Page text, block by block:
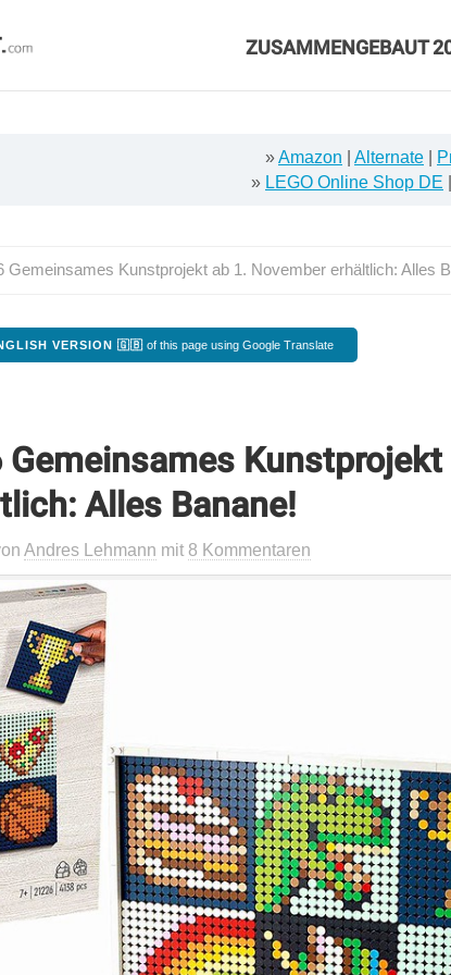
ZUSAMMENGEBAUT
»Amazon Alternate
» LEGO Online Shop DE
Gemeinsames Kunstprojekt ab 1. November erhältlich: Alles
VERSION 🇬🇧 of this page using Google Translate
Gemeinsames Kunstprojekt
Alles Banane!
Andres Lehmann mit 8 Kommentaren